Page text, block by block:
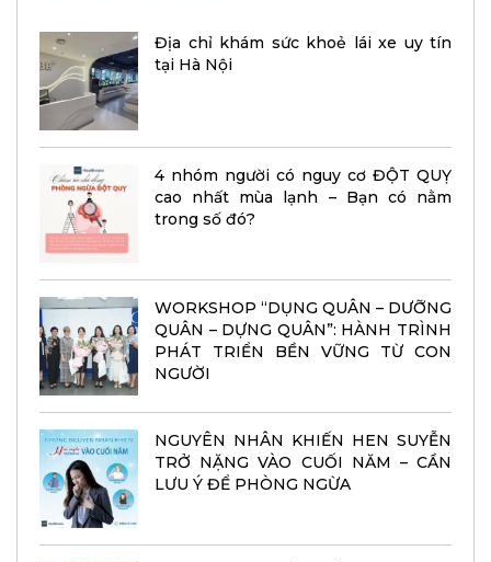
Địa chỉ khám sức khoẻ lái xe uy tín
tại Hà Nội
4 nhóm người có nguy cơ ĐỘT QUỴ
cao nhất mùa lạnh – Bạn có nằm
trong số đó?
WORKSHOP “DỤNG QUÂN – DƯỠNG
QUÂN – DỰNG QUÂN”: HÀNH TRÌNH
PHÁT TRIỂN BỀN VỮNG TỪ CON
NGƯỜI
NGUYÊN NHÂN KHIẾN HEN SUYỄN
TRỞ NẶNG VÀO CUỐI NĂM – CẦN
LƯU Ý ĐỂ PHÒNG NGỪA